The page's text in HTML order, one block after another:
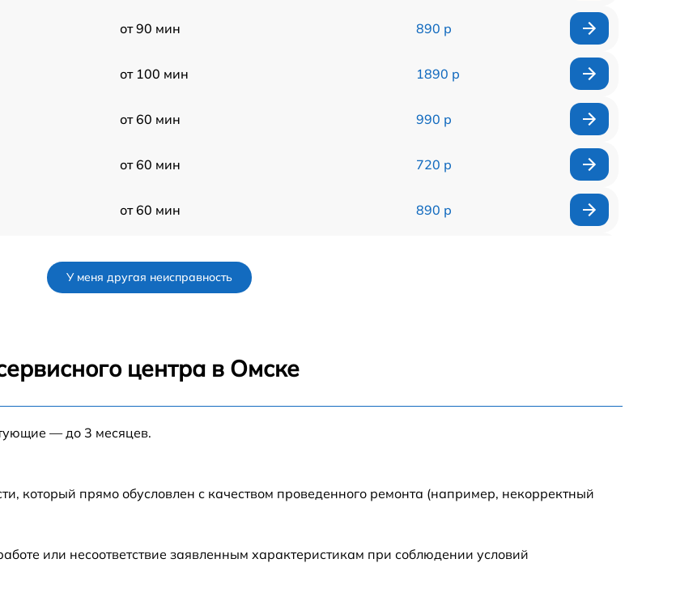
от 90 мин 890 р
от 100 мин 1890 р
от 60 мин 990 р
от 60 мин 720 р
от 60 мин 890 р
от 70 мин
У меня другая неисправность
центра в Омске
— до 3 месяцев.
который прямо обусловлен с качеством проведенного ремонта (например, некорректный
или несоответствие заявленным характеристикам при соблюдении условий